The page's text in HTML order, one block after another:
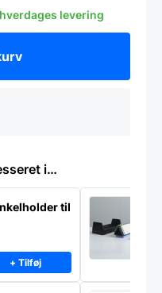
levering
i…
til
+ Tilføj